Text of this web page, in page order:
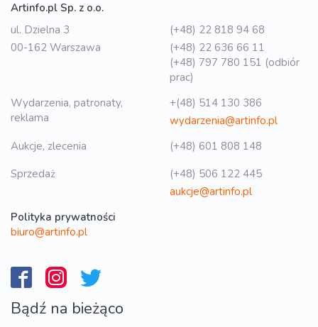
Artinfo.pl Sp. z o.o.
ul. Dzielna 3
00-162 Warszawa
(+48) 22 818 94 68
(+48) 22 636 66 11
(+48) 797 780 151 (odbiór
prac)
Wydarzenia, patronaty,
reklama
+(48) 514 130 386
wydarzenia@artinfo.pl
Aukcje, zlecenia
(+48) 601 808 148
Sprzedaż
(+48) 506 122 445
aukcje@artinfo.pl
Polityka prywatności
biuro@artinfo.pl
Bądź na bieżąco